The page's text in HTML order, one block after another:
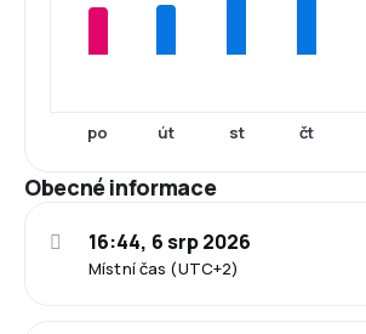
po út st čt
Obecné informace
Místní čas (UTC+2)
16:44, 6 srp 2026